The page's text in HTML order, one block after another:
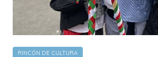
RINCÓN DE CULTURA